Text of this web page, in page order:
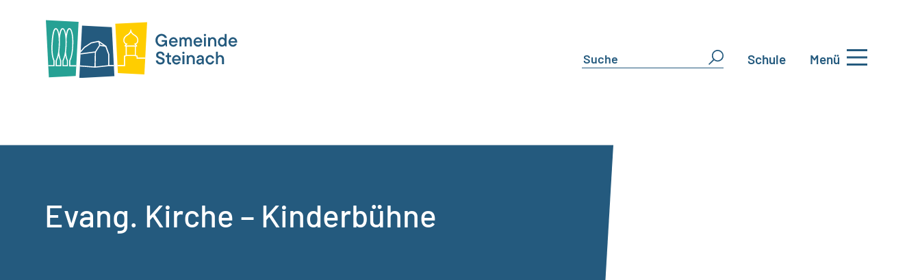
Schule Menü
Evang. Kirche – Kinderbühne